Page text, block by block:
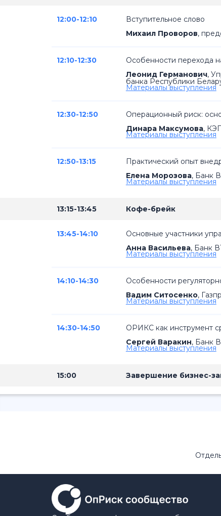
12:00-12:10
Вступительное слово
Михаил Проворов,
12:10-12:30
Особенности перехода
Леонид Германович,
банка Республики
Материалы выступления
12:30-12:50
Операционный риск:
Динара Максумова,
Материалы выступления
12:50-13:15
Практический опыт
Елена Морозова, Банк
Материалы выступления
13:15-13:45 Кофе-брейк
13:45-14:10
Основные участники
Анна Васильева, Банк
Материалы выступления
14:10-14:30
Особенности
Вадим Ситосенко,
Материалы выступления
14:30-14:50
ОРИКС как инструмент
Сергей Варакин, Банк
Материалы выступления
15:00 Завершение бизнес-